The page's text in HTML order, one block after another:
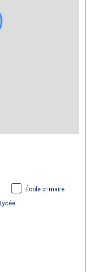
École primaire
Lycée